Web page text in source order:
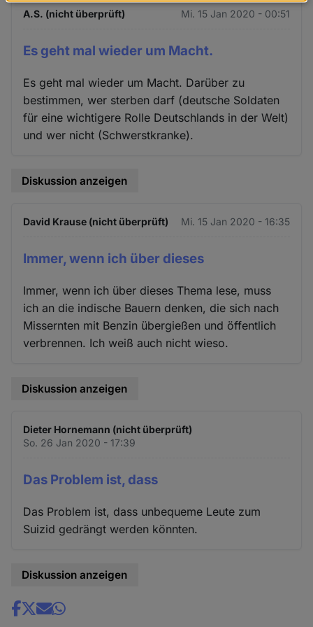
A.S. (nicht überprüft) Mi. 15 Jan 2020 - 00:51
Es geht mal wieder um Macht.
Es geht mal wieder um Macht. Darüber zu
bestimmen, wer sterben darf (deutsche Soldaten
für eine wichtigere Rolle Deutschlands in der Welt)
und wer nicht (Schwerstkranke).
Diskussion anzeigen
David Krause (nicht überprüft) Mi. 15 Jan 2020 - 16:35
Immer, wenn ich über dieses
Immer, wenn ich über dieses Thema lese, muss
ich an die indische Bauern denken, die sich nach
Missernten mit Benzin übergießen und öffentlich
verbrennen. Ich weiß auch nicht wieso.
Diskussion anzeigen
Dieter Hornemann (nicht überprüft)
So. 26 Jan 2020 - 17:39
Das Problem ist, dass
Das Problem ist, dass unbequeme Leute zum
Suizid gedrängt werden könnten.
Diskussion anzeigen
Share
Daten
Cookies